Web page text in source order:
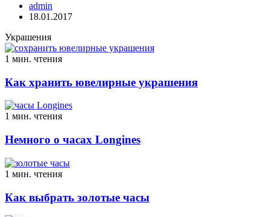
admin
18.01.2017
Украшения
1 мин. чтения
Как хранить ювелирные украшения
1 мин. чтения
Немного о часах Longines
1 мин. чтения
Как выбрать золотые часы